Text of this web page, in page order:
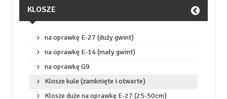
KLOSZE
na oprawkę E-27 (duży gwint)
na oprawkę E-14 (mały gwint)
na oprawkę G9
Klosze kule (zamknięte i otwarte)
Klosze duże na oprawkę E-27 (25-50cm)